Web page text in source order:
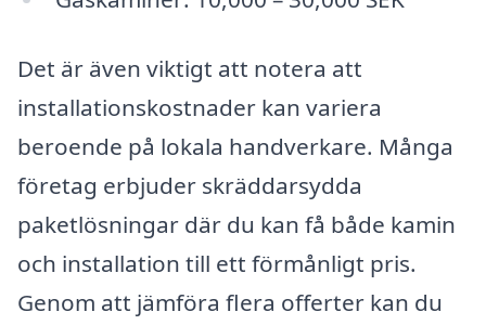
Det är även viktigt att notera att
installationskostnader kan variera
beroende på lokala handverkare. Många
företag erbjuder skräddarsydda
paketlösningar där du kan få både kamin
och installation till ett förmånligt pris.
Genom att jämföra flera offerter kan du